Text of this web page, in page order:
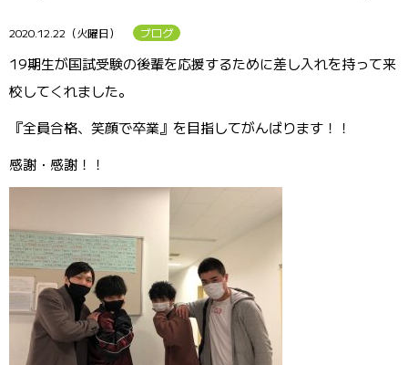
2020.12.22（火曜日） ブログ
19期生が国試受験の後輩を応援するために差し入れを持って来
校してくれました。
『全員合格、笑顔で卒業』を目指してがんばります！！
感謝・感謝！！